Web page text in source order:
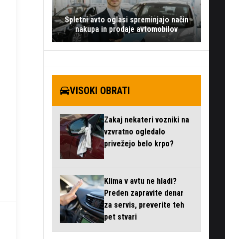
Spletni avto oglasi spreminjajo način
nakupa in prodaje avtomobilov
VISOKI OBRATI
Zakaj nekateri vozniki na
vzvratno ogledalo
privežejo belo krpo?
Klima v avtu ne hladi?
Preden zapravite denar
za servis, preverite teh
pet stvari